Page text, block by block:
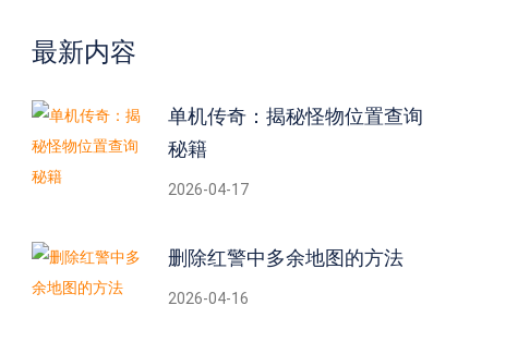
最新内容
单机传奇：揭秘怪物位置查询
秘籍
2026-04-17
删除红警中多余地图的方法
2026-04-16